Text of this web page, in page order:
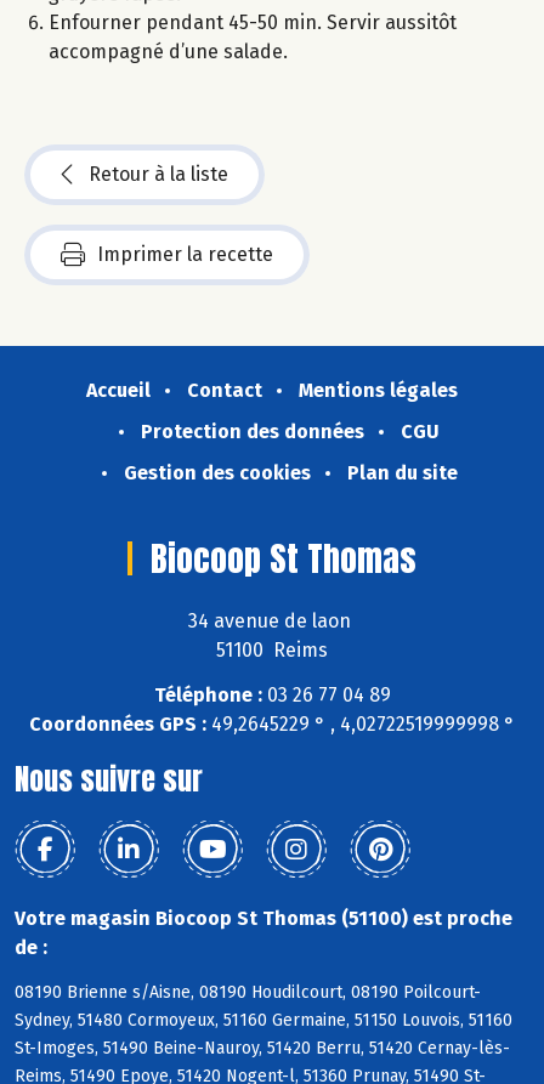
Enfourner pendant 45-50 min. Servir aussitôt
accompagné d’une salade.
Retour à la liste
Imprimer la recette
Accueil Contact
Mentions légales
Protection des données
CGU
Gestion des cookies
Plan du site
Biocoop St Thomas
34 avenue de laon
51100 Reims
Téléphone :03 26 77 04 89
Coordonnées GPS : 49,2645229 ° , 4,02722519999998 °
Nous suivre sur
Votre magasin Biocoop St Thomas (51100) est proche
de :
08190 Brienne s/Aisne, 08190 Houdilcourt, 08190 Poilcourt-
Sydney, 51480 Cormoyeux, 51160 Germaine, 51150 Louvois, 51160
St-Imoges, 51490 Beine-Nauroy, 51420 Berru, 51420 Cernay-lès-
Reims, 51490 Epoye, 51420 Nogent-l, 51360 Prunay, 51490 St-